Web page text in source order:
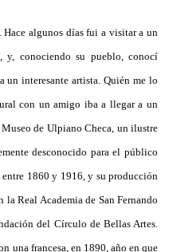
algunos días fui a visitar a un
y, conociendo su pueblo, conocí
un interesante artista. Quién me lo
con un amigo iba a llegar a un
de Ulpiano Checa, un ilustre
desconocido para el público
1860 y 1916, y su producción
Real Academia de San Fernando
del Círculo de Bellas Artes.
una francesa, en 1890, año en que